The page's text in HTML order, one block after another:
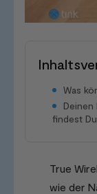
Was
findest
True
wie der